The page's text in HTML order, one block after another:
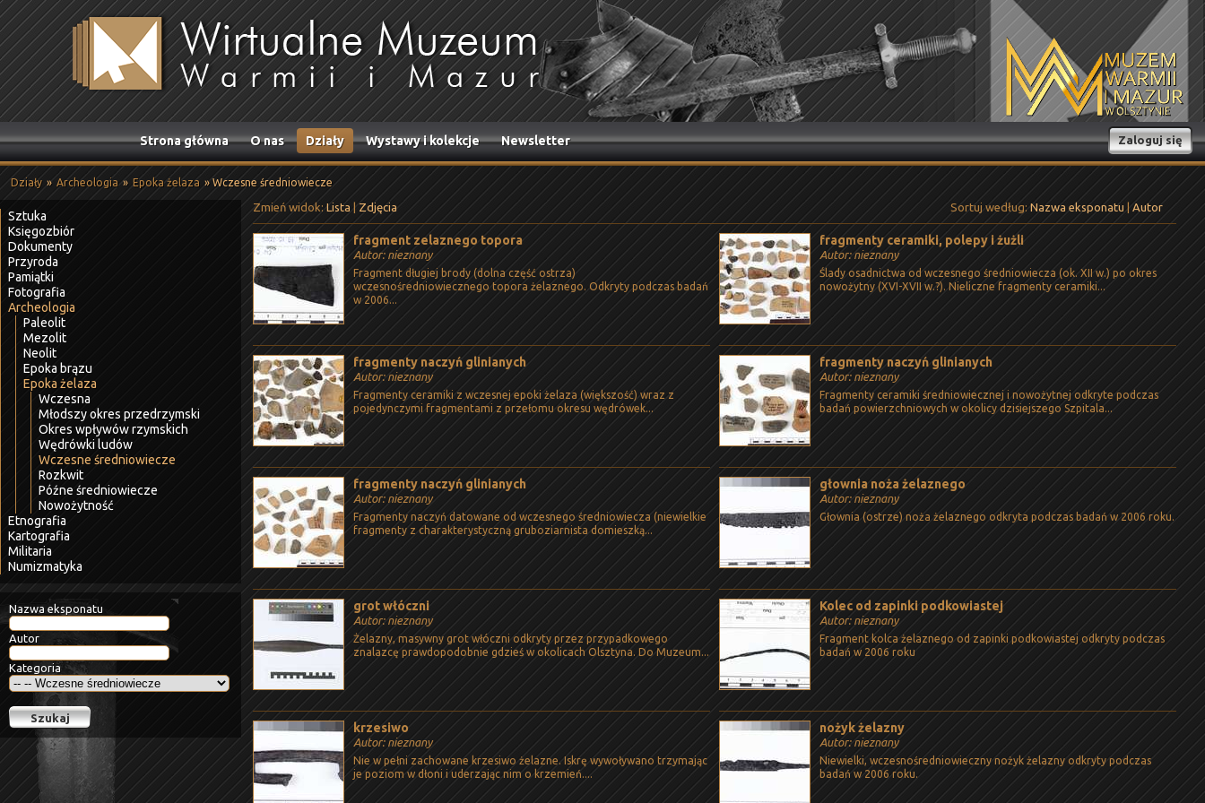
Strona główna O nas Działy Wystawy i kolekcje Newsletter Zaloguj się
Działy » Archeologia » Epoka żelaza » Wczesne średniowiecze
Sztuka
Księgozbiór
Dokumenty
Przyroda
Pamiątki
Fotografia
Archeologia
Paleolit
Mezolit
Neolit
Epoka brązu
Epoka żelaza
Wczesna
Młodszy okres przedrzymski
Okres wpływów rzymskich
Wędrówki ludów
Wczesne średniowiecze
Rozkwit
Późne średniowiecze
Nowożytność
Etnografia
Kartografia
Militaria
Numizmatyka
Nazwa eksponatu
Autor
Kategoria
Zmień widok:Lista Zdjęcia Sortuj według:Nazwa eksponatu |Autor
fragment zelaznego topora
Autor: nieznany
Fragment długiej brody (dolna część ostrza)
wczesnośredniowiecznego topora żelaznego. Odkryty podczas badań
w 2006...
fragmenty ceramiki, polepy i żużli
Autor: nieznany
Ślady osadnictwa od wczesnego średniowiecza (ok. XII w.) po okres
nowożytny (XVI-XVII w.?). Nieliczne fragmenty ceramiki...
fragmenty naczyń glinianych
Autor: nieznany
Fragmenty ceramiki z wczesnej epoki żelaza (większość) wraz z
pojedynczymi fragmentami z przełomu okresu wędrówek...
fragmenty naczyń glinianych
Autor: nieznany
Fragmenty ceramiki średniowiecznej i nowożytnej odkryte podczas
badań powierzchniowych w okolicy dzisiejszego Szpitala...
fragmenty naczyń glinianych
Autor: nieznany
Fragmenty naczyń datowane od wczesnego średniowiecza (niewielkie
fragmenty z charakterystyczną gruboziarnista domieszką...
głownia noża żelaznego
Autor: nieznany
Głownia (ostrze) noża żelaznego odkryta podczas badań w 2006 roku.
grot włóczni
Autor: nieznany
Żelazny, masywny grot włóczni odkryty przez przypadkowego
znalazcę prawdopodobnie gdzieś w okolicach Olsztyna. Do Muzeum...
Kolec od zapinki podkowiastej
Autor: nieznany
Fragment kolca żelaznego od zapinki podkowiastej odkryty podczas
badań w 2006 roku
krzesiwo
Autor: nieznany
Nie w pełni zachowane krzesiwo żelazne. Iskrę wywoływano trzymając
je poziom w dłoni i uderzając nim o krzemień....
nożyk żelazny
Autor: nieznany
Niewielki, wczesnośredniowieczny nożyk żelazny odkryty podczas
badań w 2006 roku.